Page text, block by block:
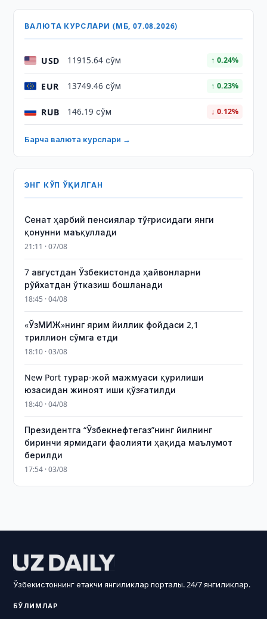
ВАЛЮТА КУРСЛАРИ (МБ, 07.08.2026)
USD 11915.64 сўм ↑ 0.24%
EUR 13749.46 сўм ↑ 0.23%
RUB 146.19 сўм ↓ 0.12%
Барча валюта курслари →
ЭНГ КЎП ЎҚИЛГАН
Сенат ҳарбий пенсиялар тўғрисидаги янги
қонунни маъқуллади
21:11 · 07/08
7 августдан Ўзбекистонда ҳайвонларни
рўйхатдан ўтказиш бошланади
18:45 · 04/08
«ЎзМИЖ»нинг ярим йиллик фойдаси 2,1
триллион сўмга етди
18:10 · 03/08
New Port турар-жой мажмуаси қурилиши
юзасидан жиноят иши қўзғатилди
18:40 · 04/08
Президентга “Ўзбекнефтегаз”нинг йилнинг
биринчи ярмидаги фаолияти ҳақида маълумот
берилди
17:54 · 03/08
Ўзбекистоннинг етакчи янгиликлар порталы. 24/7 янгиликлар.
БЎЛИМЛАР